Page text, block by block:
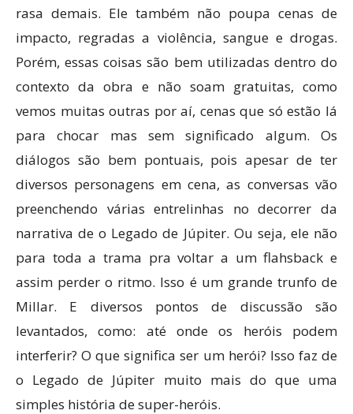
rasa demais. Ele também não poupa cenas de
impacto, regradas a violência, sangue e drogas.
Porém, essas coisas são bem utilizadas dentro do
contexto da obra e não soam gratuitas, como
vemos muitas outras por aí, cenas que só estão lá
para chocar mas sem significado algum. Os
diálogos são bem pontuais, pois apesar de ter
diversos personagens em cena, as conversas vão
preenchendo várias entrelinhas no decorrer da
narrativa de o Legado de Júpiter. Ou seja, ele não
para toda a trama pra voltar a um flahsback e
assim perder o ritmo. Isso é um grande trunfo de
Millar. E diversos pontos de discussão são
levantados, como: até onde os heróis podem
interferir? O que significa ser um herói? Isso faz de
o Legado de Júpiter muito mais do que uma
simples história de super-heróis.